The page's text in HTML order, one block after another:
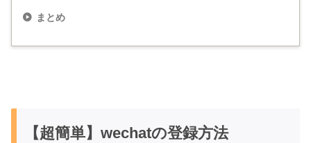
まとめ
【超簡単】wechatの登録方法